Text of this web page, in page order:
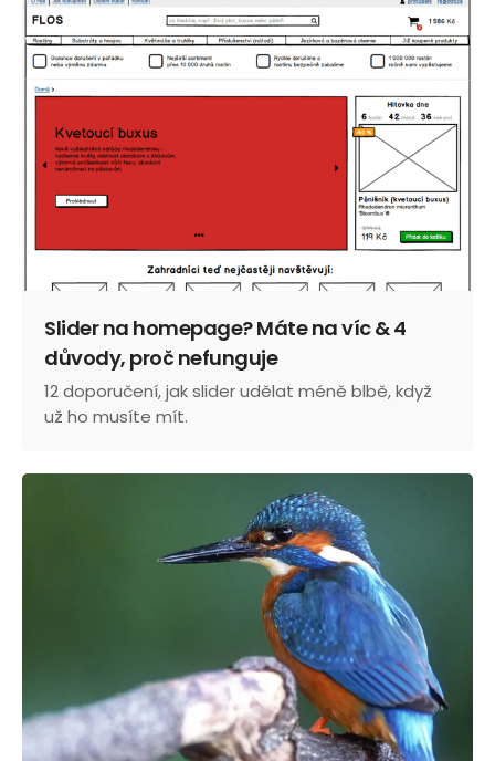
Slider na homepage? Máte na víc & 4
důvody, proč nefunguje
12 doporučení, jak slider udělat méně blbě, když
už ho musíte mít.